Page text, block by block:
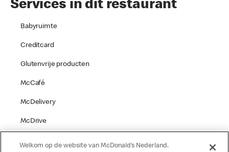
Services in dit restaurant
Babyruimte
Creditcard
Glutenvrije producten
McCafé
McDelivery
McDrive
Welkom op de website van McDonald’s Nederland.